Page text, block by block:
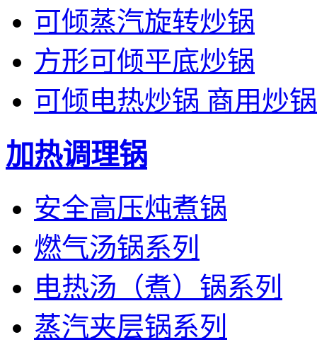
可倾蒸汽旋转炒锅
方形可倾平底炒锅
可倾电热炒锅 商用炒锅
加热调理锅
安全高压炖煮锅
燃气汤锅系列
电热汤（煮）锅系列
蒸汽夹层锅系列